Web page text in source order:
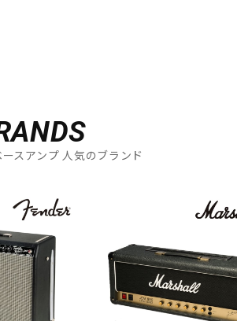
スアンプ 人気のブランド